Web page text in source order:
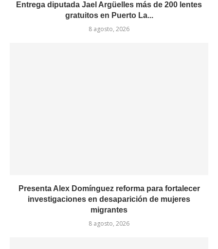
Entrega diputada Jael Argüelles más de 200 lentes
gratuitos en Puerto La...
8 agosto, 2026
Presenta Alex Domínguez reforma para fortalecer
investigaciones en desaparición de mujeres
migrantes
8 agosto, 2026